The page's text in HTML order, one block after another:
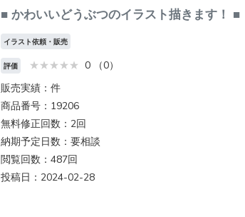
■ かわいいどうぶつのイラスト描きます！ ■
イラスト依頼・販売
評価
0 （0）
販売実績：件
商品番号：19206
無料修正回数：2回
納期予定日数：要相談
閲覧回数：487回
投稿日：2024-02-28